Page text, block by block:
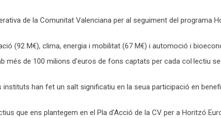
de la Comunitat Valenciana per al seguiment del programa
(92 M€), clima, energia i mobilitat (67 M€) i automoció i
de 100 milions d'euros de fons captats per cada col·lectiu
han fet un salt significatiu en la seua participació en
que ens plantegem en el Pla d'Acció de la CV per a Horitzó